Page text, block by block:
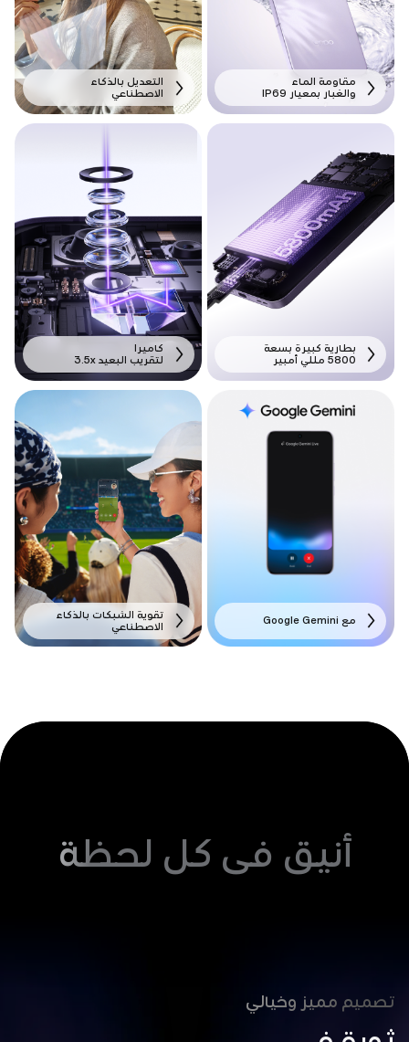
التعديل بالذكاء
الاصطناعي
مقاومة الماء
والغبار بمعيار IP69
كاميرا
لتقريب البعيد 3.5x
بطارية كبيرة بسعة
5800 مللي أمبير
تقوية الشبكات بالذكاء
الاصطناعي
مع Google Gemini
أنيق في كل لحظة
تصميم مميز وخيالي